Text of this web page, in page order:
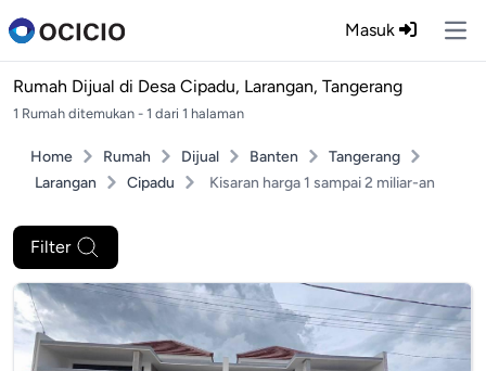
Masuk
Rumah Dijual di Desa Cipadu, Larangan, Tangerang
1 Rumah ditemukan - 1 dari 1 halaman
Home Rumah Dijual Banten
Tangerang
Larangan
Cipadu Kisaran harga 1 sampai 2 miliar-an
Filter